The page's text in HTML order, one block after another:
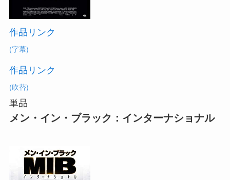
作品リンク
(字幕)
作品リンク
(吹替)
単品
メン・イン・ブラック：インターナショナル